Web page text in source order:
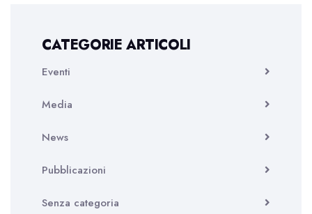
CATEGORIE ARTICOLI
Eventi
Media
News
Pubblicazioni
Senza categoria